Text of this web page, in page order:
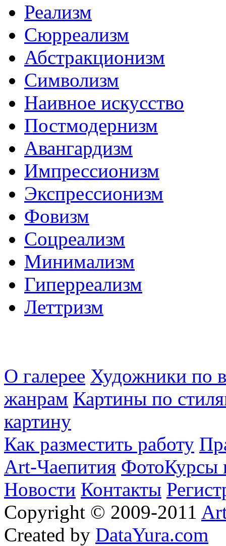
Реализм
Сюрреализм
Абстракционизм
Символизм
Наивное искусство
Постмодернизм
Авангардизм
Импрессионизм
Экспрессионизм
Фовизм
Соцреализм
Минимализм
Гиперреализм
Леттризм
О галерее Художники по
жанрам Картины по
картину
Как разместить работу
Art-Чаепития ФотоКурсы
Новости Контакты
Copyright © 2009-2011
Created by DataYura.com